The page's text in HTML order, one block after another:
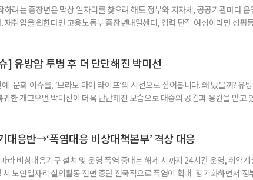
하려는 중장년은 막상 일자리를 찾으려 해도 정부와 지자체, 공공기관마다 운
재취업을 원한다면 고용노동부 중장년내일센터, 경력 단절 여성이라면 성평
고용노동부 국민취업지원제도 구직활동이 쉽지 않은 사람을 위한 제도다. 개
] 유방암 투병 후 더 단단해진 박미선
·문화 이슈를, ‘브라보 마이 라이프’의 시선으로 짚어봅니다. 왜 떴을까? 유
한 개그우먼 박미선이 더욱 단단해진 모습으로 대중의 공감과 응원을 받고
해진 투병 소식 박미선은 재치 있는 말솜씨와 공감 능력으로
대응반→‘폭염대응 비상대책본부’ 격상 대응
라 비상대응기구 설치 및 운영 폭염 중대본 해제 시까지 24시간 운영, 취약계
노인일자리 실외활동 전면 중단 전국적으로 폭염이 확대·장기화하면서 정